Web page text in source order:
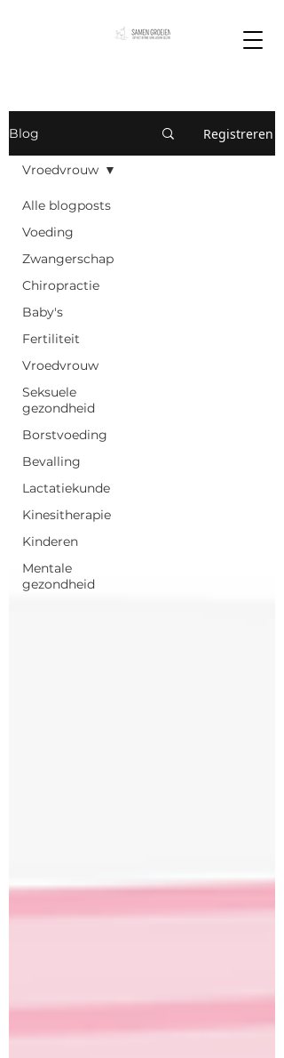
Blog Registreren
Alle blogposts
Voeding
Zwangerschap
Chiropractie
Baby's
Fertiliteit
Vroedvrouw
Seksuele
gezondheid
Borstvoeding
Bevalling
Lactatiekunde
Kinesitherapie
Kinderen
Mentale
gezondheid
Vroedvrouw